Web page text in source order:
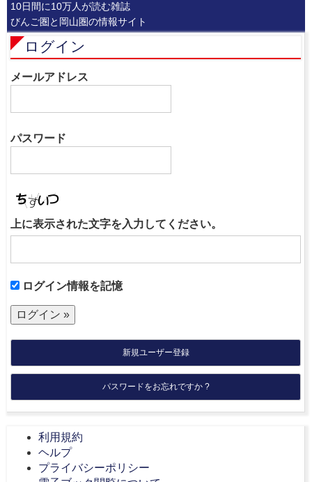
10日間に10万人が読む雑誌
びんご圏と岡山圏の情報サイト
ログイン
メールアドレス
パスワード
上に表示された文字を入力してください。
ログイン情報を記憶
新規ユーザー登録
パスワードをお忘れですか ?
利用規約
ヘルプ
プライバシーポリシー